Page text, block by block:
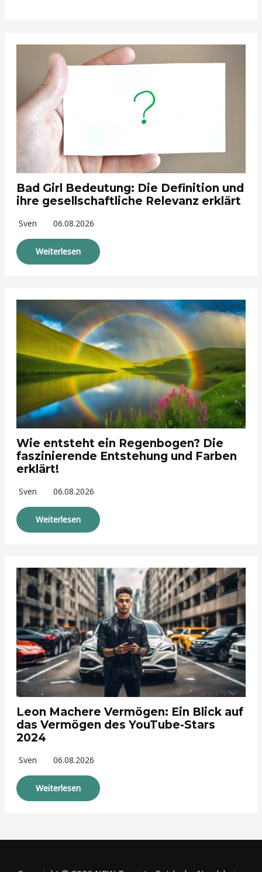
Bad Girl Bedeutung: Die Definition und
ihre gesellschaftliche Relevanz erklärt
Sven 06.08.2026
Weiterlesen
Wie entsteht ein Regenbogen? Die
faszinierende Entstehung und Farben
erklärt!
Sven 06.08.2026
Weiterlesen
Leon Machere Vermögen: Ein Blick auf
das Vermögen des YouTube-Stars
2024
Sven 06.08.2026
Weiterlesen